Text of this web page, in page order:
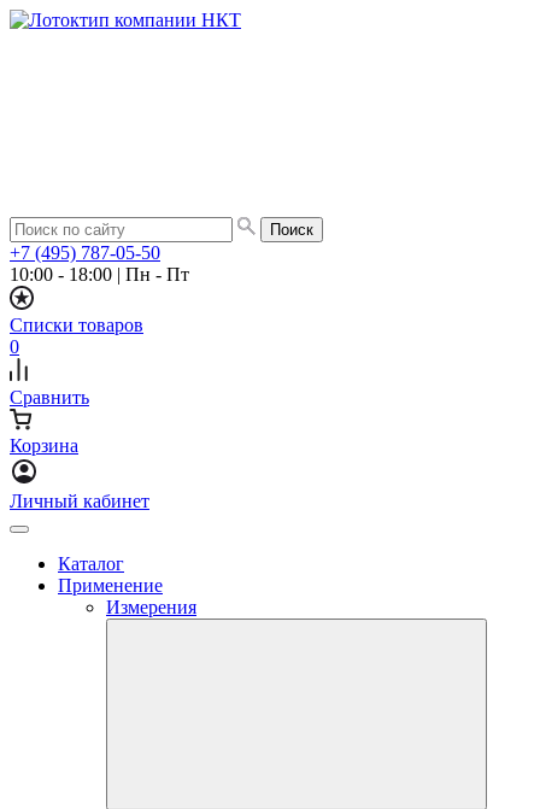
+7 (495) 787-05-50
10:00 - 18:00 | Пн - Пт
Списки товаров
0
Сравнить
Корзина
Личный кабинет
Каталог
Применение
Измерения